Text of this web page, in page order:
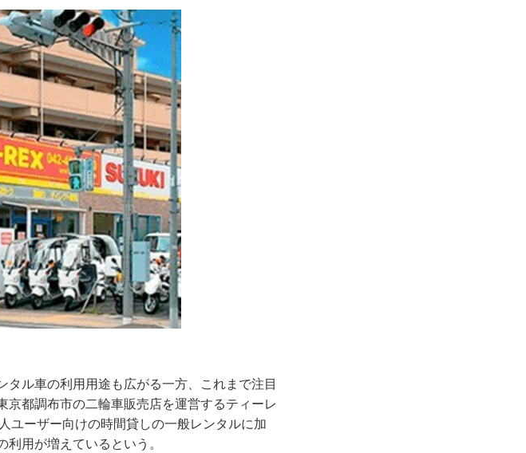
ル車の利用用途も広がる一方、これまで注目
京都調布市の二輪車販売店を運営するティーレ
ユーザー向けの時間貸しの一般レンタルに加
用が増えているという。